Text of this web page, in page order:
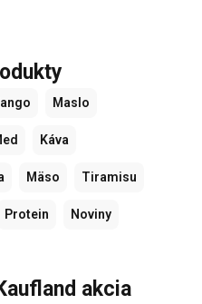
Maslo
Káva
Mäso Tiramisu
Protein Noviny
akcia